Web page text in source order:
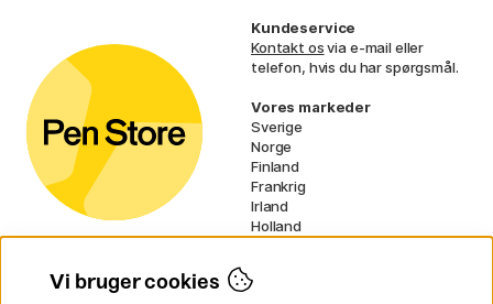
Kundeservice
Kontakt osvia e-mail eller
telefon, hvis du har spørgsmål.
Vores markeder
Sverige
Norge
Finland
Frankrig
Irland
Holland
EU
Vi bruger cookies